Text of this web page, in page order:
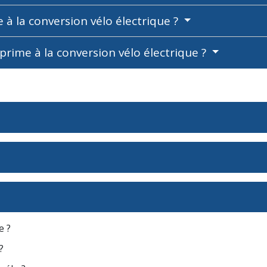
la conversion vélo électrique ?
à la conversion vélo électrique ?
?